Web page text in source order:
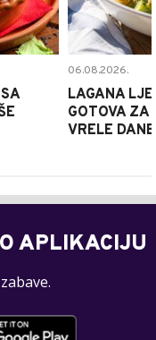
06.08.2026.
LAGANA
GOTOVA ZA
VRELE DANE
APLIKACIJU